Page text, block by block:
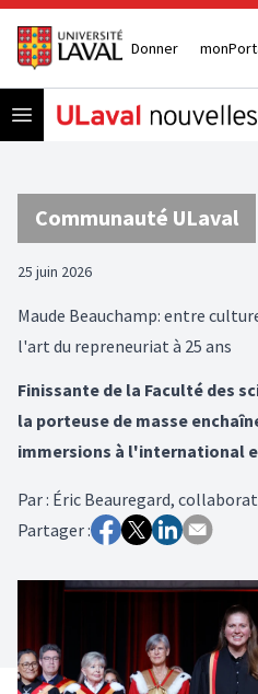
Donner
Open menu
Communauté ULaval
25 juin 2026
Maude Beauchamp: entre
l'art du repreneuriat à 25 ans
Finissante de la Faculté des
la porteuse de masse
immersions à l'international
Par: Éric Beauregard,
Partager :